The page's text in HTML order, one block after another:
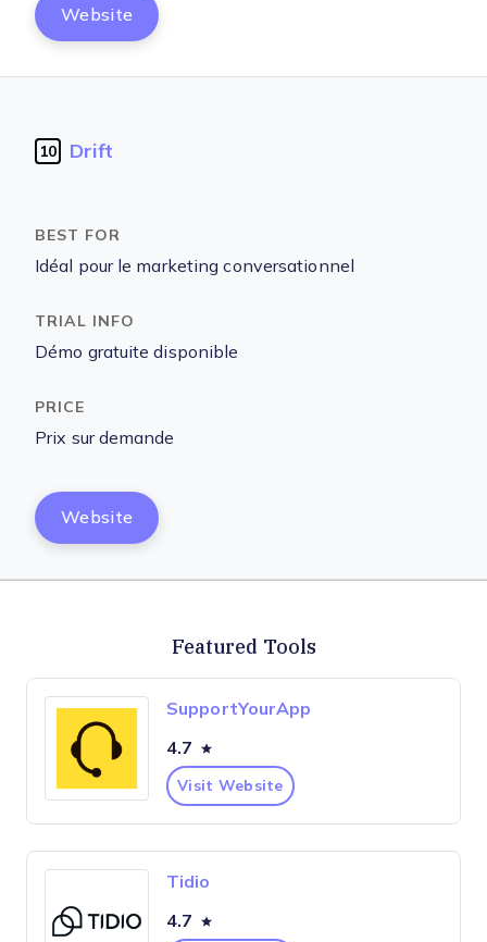
Website
10 Drift
Idéal pour le marketing conversationnel
Démo gratuite disponible
Prix sur demande
Website
Featured Tools
SupportYourApp
4.7
Visit Website
Tidio
4.7